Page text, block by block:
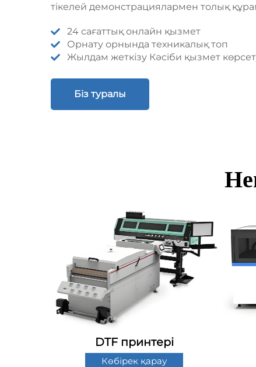
тікелей демонстрациялармен толық
24 сағаттық онлайн қызмет
Орнату орнында техникалық топ
Жылдам жеткізу Кәсіби қызмет
Біз туралы
DTF принтері
Көбірек қарау